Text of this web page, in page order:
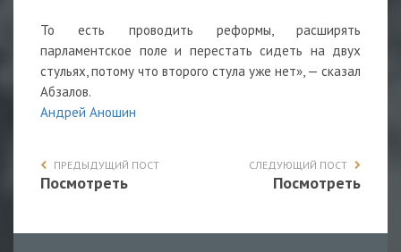
То есть проводить реформы, расширять
парламентское поле и перестать сидеть на двух
стульях, потому что второго стула уже нет», — сказал
Абзалов.
Андрей Аношин
ПРЕДЫДУЩИЙ ПОСТ
Посмотреть
СЛЕДУЮЩИЙ ПОСТ
Посмотреть